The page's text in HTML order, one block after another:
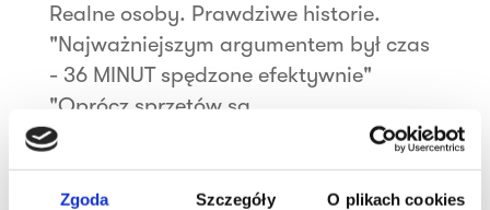
Zgoda Szczegóły O plikach cookies
Realne osoby. Prawdziwe historie.
"Najważniejszym argumentem był czas
- 36 MINUT spędzone efektywnie"
"Oprócz sprzętów są...
Szukaj